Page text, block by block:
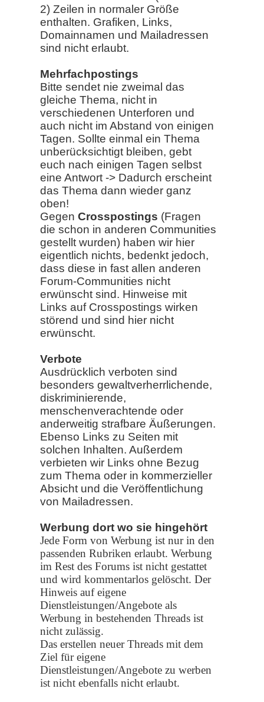
2) Zeilen in normaler Größe
enthalten. Grafiken, Links,
Domainnamen und Mailadressen
sind nicht erlaubt.
Mehrfachpostings
Bitte sendet nie zweimal das
gleiche Thema, nicht in
verschiedenen Unterforen und
auch nicht im Abstand von einigen
Tagen. Sollte einmal ein Thema
unberücksichtigt bleiben, gebt
euch nach einigen Tagen selbst
eine Antwort -> Dadurch erscheint
das Thema dann wieder ganz
oben!
GegenCrosspostings (Fragen
die schon in anderen Communities
gestellt wurden) haben wir hier
eigentlich nichts, bedenkt jedoch,
dass diese in fast allen anderen
Forum-Communities nicht
erwünscht sind. Hinweise mit
Links auf Crosspostings wirken
störend und sind hier nicht
erwünscht.
Verbote
Ausdrücklich verboten sind
besonders gewaltverherrlichende,
diskriminierende,
menschenverachtende oder
anderweitig strafbare Äußerungen.
Ebenso Links zu Seiten mit
solchen Inhalten. Außerdem
verbieten wir Links ohne Bezug
zum Thema oder in kommerzieller
Absicht und die Veröffentlichung
von Mailadressen.
Werbung dort wo sie hingehört
Jede Form von Werbung ist nur in den
passenden Rubriken erlaubt. Werbung
im Rest des Forums ist nicht gestattet
und wird kommentarlos gelöscht. Der
Hinweis auf eigene
Dienstleistungen/Angebote als
Werbung in bestehenden Threads ist
nicht zulässig.
Das erstellen neuer Threads mit dem
Ziel für eigene
Dienstleistungen/Angebote zu werben
ist nicht ebenfalls nicht erlaubt.